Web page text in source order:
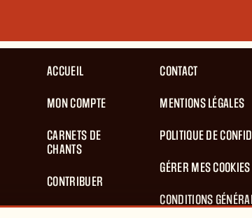
ACCUEIL
MON COMPTE
CARNETS DE
CHANTS
CONTRIBUER
CONTACT
MENTIONS LÉGALES
POLITIQUE DE
GÉRER MES COOKIES
CONDITIONS